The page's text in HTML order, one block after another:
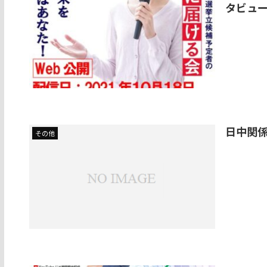
タビュー
その他 日中関